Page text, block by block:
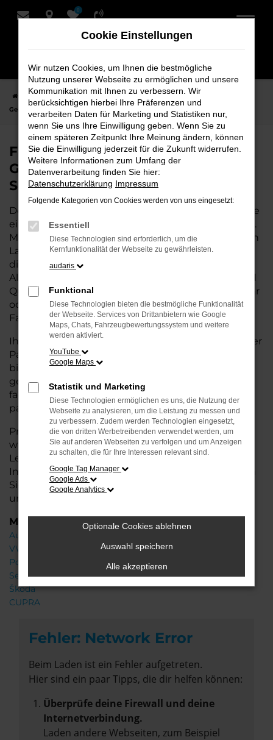
Zum
0
Startseite Leer Audi Audi A5
Finden Sie Ihren Audi A5
Gebrauchtwagen für Leer bei Schmidt + Koch
Finden Sie Ihren Audi A5
Gebrauchtwagen für Leer bei
Schmidt + Koch
Der Audi A5 ist die perfekte Wahl für alle in Leer, die
ein zuverlässiges und modernes Fahrzeug suchen.
Mit seiner erstklassigen Ausstattung, der niedrigen
Laufleistung und der ausgezeichneten Pflege ist
dieser Gebrauchtwagen eine kostengünstige
Alternative zum Neuwagen, ohne auf Komfort und
Qualität verzichten zu müssen. Ob im Stadtverkehr
oder für längere Fahrten, der A5 überzeugt durch
Fahrkomfort, Sicherheit und Wirtschaftlichkeit.
Ihr Audi Autohaus in Leer ist Ihr vertrauenswürdiger
Partner, wenn es um Gebrauchtwagen geht. Wir
bieten Ihnen nicht nur eine große Auswahl an
geprüften Fahrzeugen, sondern auch eine
fachkundige Beratung, damit Sie das für Sie
passende Modell finden.
Profitieren Sie von unseren zusätzlichenServices
wie attraktiven Finanzierungsmöglichkeiten,
Leasingangeboten und der bequemen
Inzahlungnahme Ihres alten Fahrzeugs. Besuchen
Sie uns und überzeugen Sie sich von der Qualität
und dem Service, den wir Ihnen bieten!
Marken
Audi
VW
Porsche
Seat
Škoda
CUPRA
Fehler: Network Error
Beim Laden ist ein Fehler aufgetreten.
Hier sind ein paar Tipps, die dir helfen können:
Überprüfe deine Firewall und deine
Internetverbindung.
Laden andere Webseiten, zum Beispiel
Cookie Einstellungen
Wir nutzen Cookies, um Ihnen die bestmögliche
Nutzung unserer Webseite zu ermöglichen und unsere
Kommunikation mit Ihnen zu verbessern. Wir
berücksichtigen hierbei Ihre Präferenzen und
verarbeiten Daten für Marketing und Statistiken nur,
wenn Sie uns Ihre Einwilligung geben. Wenn Sie zu
einem späteren Zeitpunkt Ihre Meinung ändern, können
Sie die Einwilligung jederzeit für die Zukunft widerrufen.
Weitere Informationen zum Umfang der
Datenverarbeitung finden Sie hier:
Datenschutzerklärung Impressum
Folgende Kategorien von Cookies werden von uns eingesetzt:
Essentiell
Diese Technologien sind erforderlich, um die
Kernfunktionalität der Webseite zu gewährleisten.
audaris
Funktional
Diese Technologien bieten die bestmögliche Funktionalität
der Webseite. Services von Drittanbietern wie Google
Maps, Chats, Fahrzeugbewertungssystem und weitere
werden aktiviert.
YouTube
Google Maps
Statistik und Marketing
Diese Technologien ermöglichen es uns, die Nutzung der
Webseite zu analysieren, um die Leistung zu messen und
zu verbessern. Zudem werden Technologien eingesetzt,
die von dritten Werbetreibenden verwendet werden, um
Sie auf anderen Webseiten zu verfolgen und um Anzeigen
zu schalten, die für Ihre Interessen relevant sind.
Google Tag Manager
Google Ads
Google Analytics
Optionale Cookies ablehnen
Auswahl speichern
Alle akzeptieren